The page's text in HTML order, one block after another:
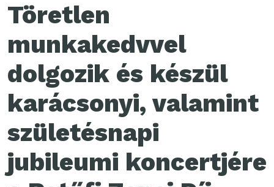
Töretlen
munkakedvvel
dolgozik és készül
karácsonyi, valamint
születésnapi
jubileumi koncertjére